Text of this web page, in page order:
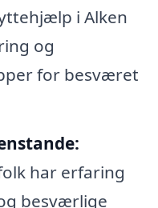
i Alken
og
for besværet
har erfaring
besværlige